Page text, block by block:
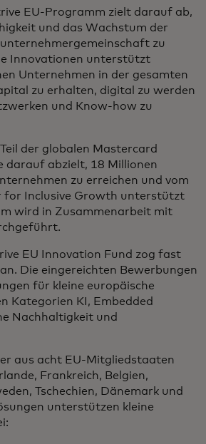
EU-Programm zielt darauf ab,
und das Wachstum der
zu
Innovationen unterstützt
Unternehmen in der gesamten
zu erhalten, digital zu werden
und Know-how zu
der globalen Mastercard
darauf abzielt, 18 Millionen
zu erreichen und vom
for Inclusive Growth unterstützt
wird in Zusammenarbeit mit
EU Innovation Fund zog fast
Die eingereichten Bewerbungen
für kleine europäische
Kategorien KI, Embedded
Nachhaltigkeit und
aus acht EU-Mitgliedstaaten
Frankreich, Belgien,
Tschechien, Dänemark und
unterstützen kleine